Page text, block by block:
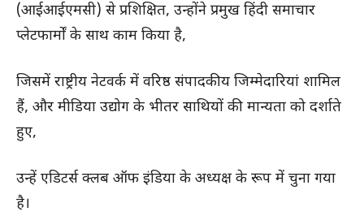
(आईआईएमसी) से प्रशिक्षित, उन्होंने प्रमुख हिंदी समाचार
प्लेटफार्मों के साथ काम किया है,
जिसमें राष्ट्रीय नेटवर्क में वरिष्ठ संपादकीय जिम्मेदारियां शामिल
हैं, और मीडिया उद्योग के भीतर साथियों की मान्यता को दर्शाते
हुए,
उन्हें एडिटर्स क्लब ऑफ इंडिया के अध्यक्ष के रूप में चुना गया
है।